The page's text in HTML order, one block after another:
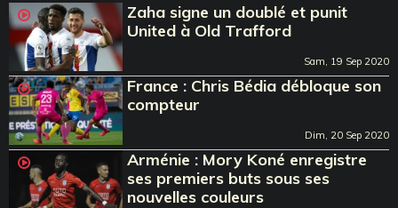
Zaha signe un doublé et punit
United à Old Trafford
Sam, 19 Sep 2020
France : Chris Bédia débloque son
compteur
Dim, 20 Sep 2020
Arménie : Mory Koné enregistre
ses premiers buts sous ses
nouvelles couleurs